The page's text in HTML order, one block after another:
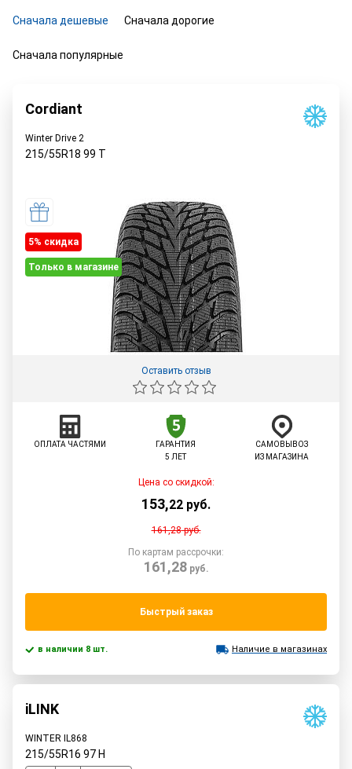
Сначала дешевые Сначала дорогие
Сначала популярные
Cordiant
Winter Drive 2
215/55R18 99 T
5% cкидка
Только в магазине
Оставить отзыв
ОПЛАТА ЧАСТЯМИ
ГАРАНТИЯ
5 ЛЕТ
САМОВЫВОЗ
ИЗ МАГАЗИНА
Цена со скидкой:
153,22 руб.
161,28руб.
По картам рассрочки:
161,28руб.
Быстрый заказ
в наличии 8 шт. Наличие в магазинах
iLINK
WINTER IL868
215/55R16 97 H